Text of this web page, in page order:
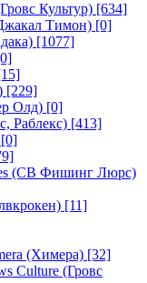
Культур) [634]
Тимон) [0]
[1077]
[229]
Олд) [0]
Раблекс) [413]
[0]
(СВ Фишинг Люрс)
[11]
(Химера) [32]
Culture (Гровс